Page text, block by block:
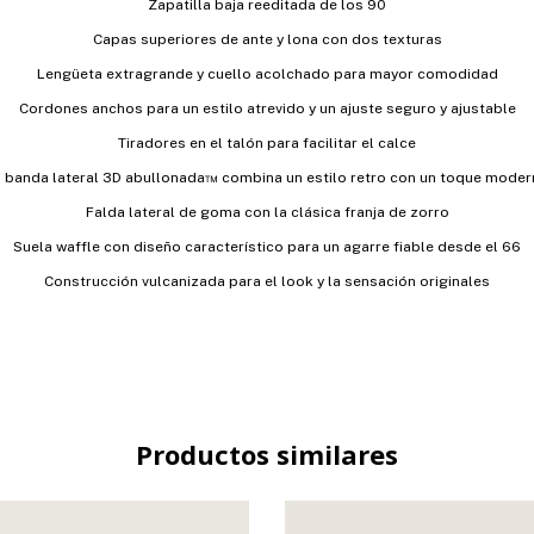
Zapatilla baja reeditada de los 90
Capas superiores de ante y lona con dos texturas
Lengüeta extragrande y cuello acolchado para mayor comodidad
Cordones anchos para un estilo atrevido y un ajuste seguro y ajustable
Tiradores en el talón para facilitar el calce
banda lateral 3D abullonada™ combina un estilo retro con un toque
Falda lateral de goma con la clásica franja de zorro
Suela waffle con diseño característico para un agarre fiable desde el 66
Construcción vulcanizada para el look y la sensación originales
Productos similares